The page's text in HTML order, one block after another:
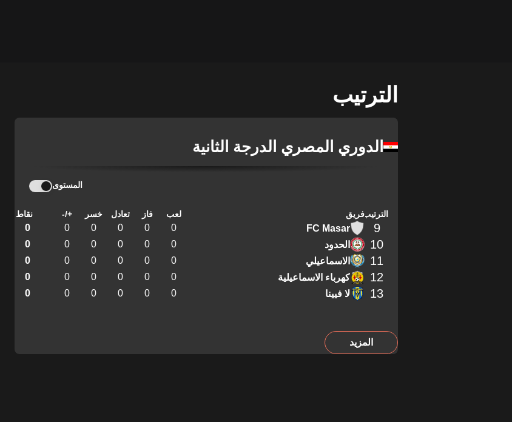
الترتيب
الدوري المصري الدرجة الثانية
المستوى
الترتيبفريق لعب فاز تعادل خسر +/- نقاط
9
FC Masar
0
0
0
0
0
0
10 الحدود 0
0
0
0
0
0
11 الاسماعيلي 0
0
0
0
0
0
12 كهرباء الاسماعيلية 0
0
0
0
0
0
13 لا فيينا 0
0
0
0
0
0
المزيد